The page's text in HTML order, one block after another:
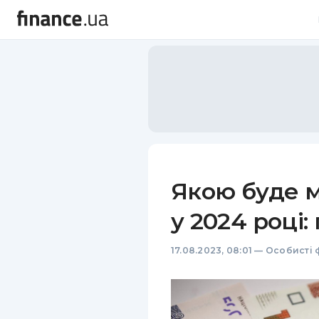
Якою буде
у 2024 році:
17.08.2023, 08:01 — Особисті